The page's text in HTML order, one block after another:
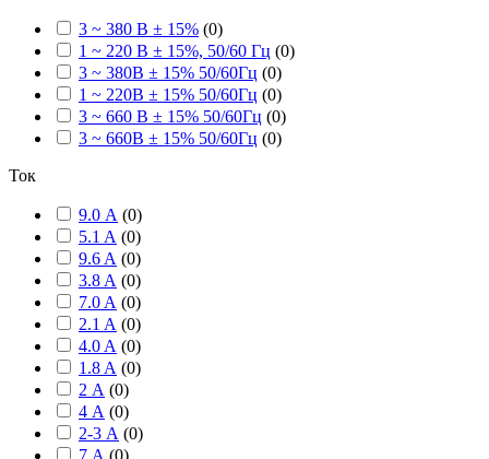
3 ~ 380 В ± 15% (0)
1 ~ 220 В ± 15%, 50/60 Гц (0)
3 ~ 380В ± 15% 50/60Гц (0)
1 ~ 220В ± 15% 50/60Гц (0)
3 ~ 660 В ± 15% 50/60Гц (0)
3 ~ 660В ± 15% 50/60Гц (0)
Ток
9.0 А (0)
5.1 A (0)
9.6 A (0)
3.8 A (0)
7.0 A (0)
2.1 A (0)
4.0 A (0)
1.8 A (0)
2 А (0)
4 А (0)
2-3 А (0)
7 А (0)